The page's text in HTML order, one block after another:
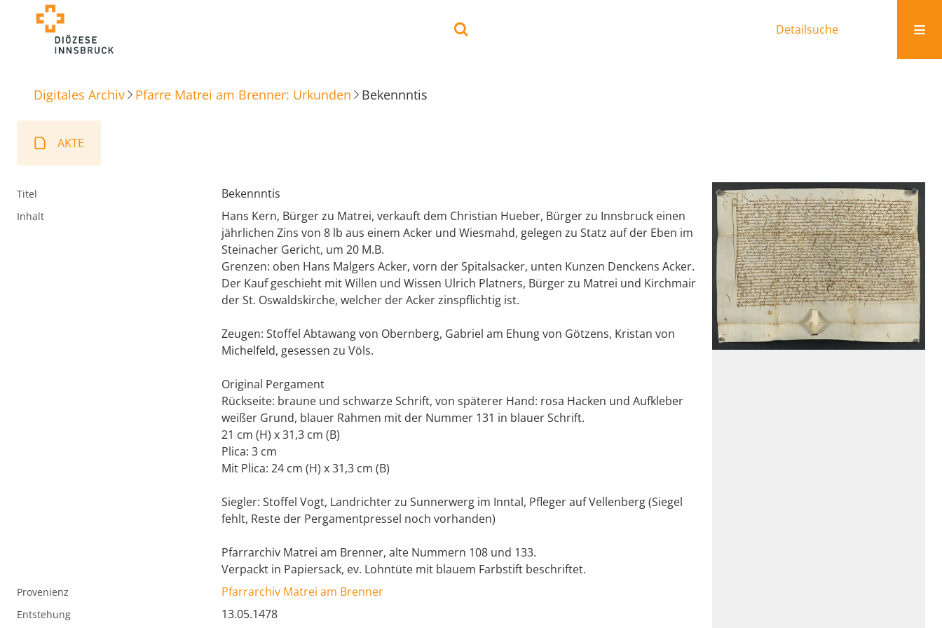
Detailsuche
Digitales Archiv Pfarre Matrei am Brenner: Urkunden Bekennntis
AKTE
Titel Bekennntis
Inhalt
Hans Kern, Bürger zu Matrei, verkauft dem Christian Hueber, Bürger zu Innsbruck einen
jährlichen Zins von 8 lb aus einem Acker und Wiesmahd, gelegen zu Statz auf der Eben im
Steinacher Gericht, um 20 M.B.
Grenzen: oben Hans Malgers Acker, vorn der Spitalsacker, unten Kunzen Denckens Acker.
Der Kauf geschieht mit Willen und Wissen Ulrich Platners, Bürger zu Matrei und Kirchmair
der St. Oswaldskirche, welcher der Acker zinspflichtig ist.
Zeugen: Stoffel Abtawang von Obernberg, Gabriel am Ehung von Götzens, Kristan von
Michelfeld, gesessen zu Völs.
Original Pergament
Rückseite: braune und schwarze Schrift, von späterer Hand: rosa Hacken und Aufkleber
weißer Grund, blauer Rahmen mit der Nummer 131 in blauer Schrift.
21 cm (H) x 31,3 cm (B)
Plica: 3 cm
Mit Plica: 24 cm (H) x 31,3 cm (B)
Siegler: Stoffel Vogt, Landrichter zu Sunnerwerg im Inntal, Pfleger auf Vellenberg (Siegel
fehlt, Reste der Pergamentpressel noch vorhanden)
Pfarrarchiv Matrei am Brenner, alte Nummern 108 und 133.
Verpackt in Papiersack, ev. Lohntüte mit blauem Farbstift beschriftet.
Provenienz Pfarrarchiv Matrei am Brenner
Entstehung 13.05.1478